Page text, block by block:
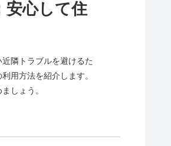
安心して住
隣トラブルを避けるた
用方法を紹介します。
しょう。